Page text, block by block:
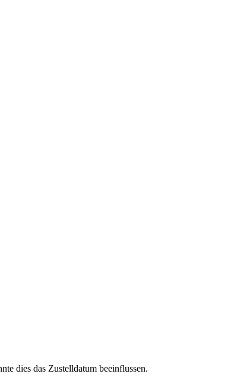
dies das Zustelldatum beeinflussen.